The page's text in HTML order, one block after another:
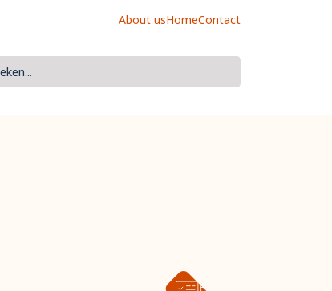
About usHomeContact